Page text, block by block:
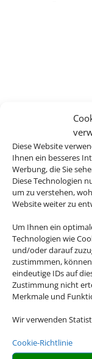
Diese Website
Ihnen ein besseres
Werbung, die Sie
Diese Technologien
um zu verstehen,
Website weiter zu
Um Ihnen ein
Technologien wie
und/oder darauf
zustimmmen,
eindeutige IDs auf
Zustimmung nicht
Merkmale und
Wir verwenden
Cookie-Richtlinie